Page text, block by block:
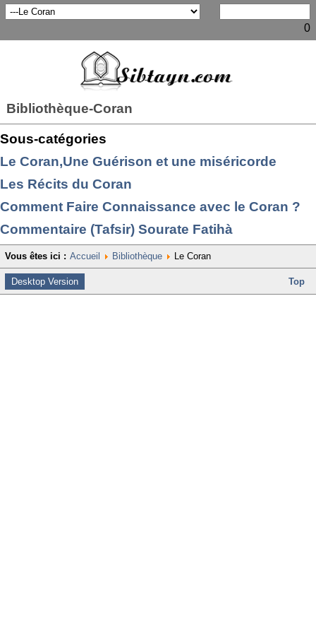
0
Bibliothèque-Coran
Sous-catégories
Le Coran,Une Guérison et une miséricorde
Les Récits du Coran
Comment Faire Connaissance avec le Coran ?
Commentaire (Tafsir) Sourate Fatihà
Vous êtes ici : Accueil Bibliothèque Le Coran
Desktop Version Top